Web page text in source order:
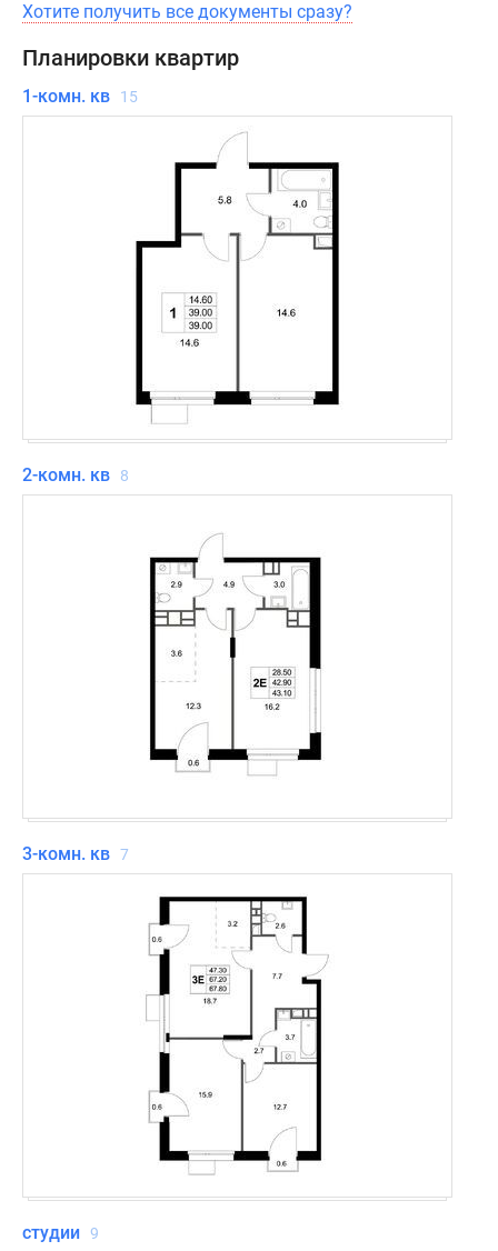
Хотите получить все документы сразу?
Планировки квартир
1-комн. кв 15
2-комн. кв 8
3-комн. кв 7
студии 9